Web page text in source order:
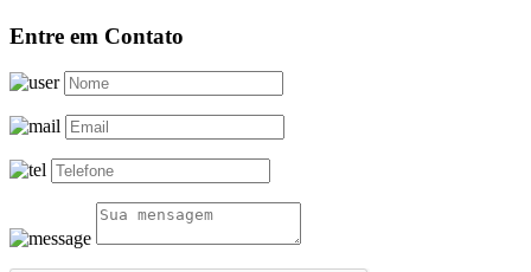
Entre em Contato